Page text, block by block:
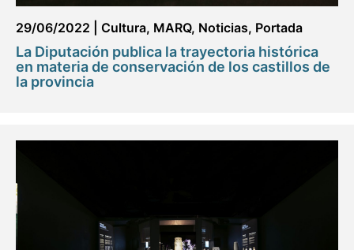
29/06/2022 Cultura, MARQ, Noticias, Portada
La Diputación publica la trayectoria histórica
en materia de conservación de los castillos de
la provincia